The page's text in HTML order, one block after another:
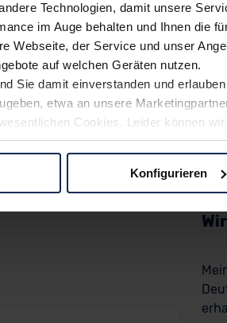
Technologien, damit unsere
im Auge behalten und Ihnen die
Webseite, der Service und unser
auf welchen Geräten nutzen.
Sie damit einverstanden und
etwa an unsere
Cookies. Leider können
Weg zu Ihrem Neuwagen
außerhalb der EU zu übermitteln
der EU erfolgt, erfolgt dies
Sie hierzu Ihre Einwilligung freiwillig
Sie über den Kontakt zu unserem
Konfigurieren